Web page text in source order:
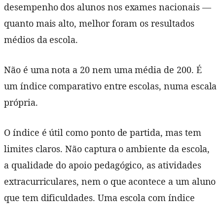
desempenho dos alunos nos exames nacionais —
quanto mais alto, melhor foram os resultados
médios da escola.
Não é uma nota a 20 nem uma média de 200. É
um índice comparativo entre escolas, numa escala
própria.
O índice é útil como ponto de partida, mas tem
limites claros. Não captura o ambiente da escola,
a qualidade do apoio pedagógico, as atividades
extracurriculares, nem o que acontece a um aluno
que tem dificuldades. Uma escola com índice